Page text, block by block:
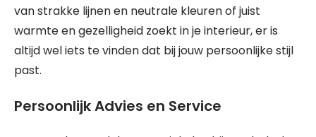
van strakke lijnen en neutrale kleuren of juist
warmte en gezelligheid zoekt in je interieur, er is
altijd wel iets te vinden dat bij jouw persoonlijke stijl
past.
Persoonlijk Advies en Service